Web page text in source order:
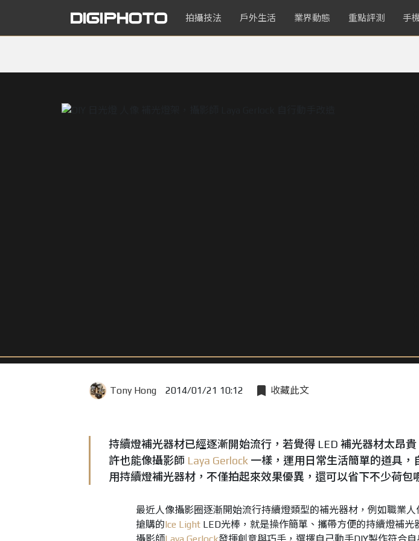
拍攝技法 戶外生活 業界動態 重點評測 手
Tony Hong 2014/01/21 10:12 收藏此文
持續燈補光器材已經逐漸開始流行，若覺得 LED 補光器材太昂
許也能像攝影師 Laya Gerlock 一樣，運用日常生活簡單的道具
用持續燈補光器材，不僅拍起來效果優異，還可以省下不少荷包
最近人像攝影圈逐漸開始流行持續燈類型的補光器材，例如職業人
搶購的Ice LightLED光棒，就是操作簡單、攜帶方便的持續燈補光